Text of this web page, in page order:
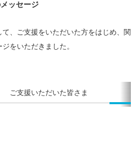
メッセージ
、ご支援をいただいた方をはじめ、関
をいただきました。
ご支援いただいた皆さま